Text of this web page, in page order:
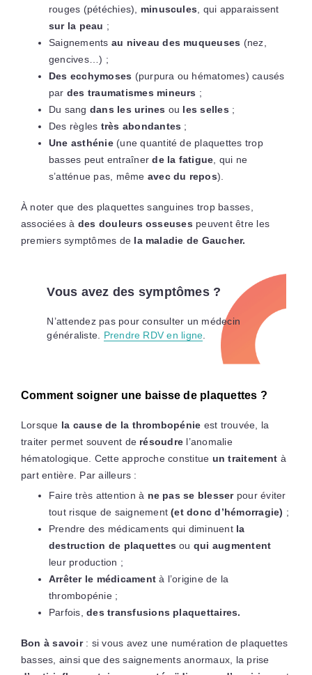
rouges (pétéchies),
minuscules , qui apparaissent
sur la peau ;
Saignements au niveau des muqueuses (nez,
gencives…) ;
Des ecchymoses (purpura ou hématomes) causés
par des traumatismes mineurs ;
Du sang dans les urines ou les selles ;
Des règles très abondantes ;
Une asthénie(une quantité de plaquettes trop
basses peut entraînerde la fatigue , qui ne
s’atténue pas, même avec du repos).
À noter que des plaquettes sanguines trop basses,
associées à des douleurs osseuses peuvent être les
premiers symptômes de la maladie de Gaucher.
Vous avez des symptômes ?
N’attendez pas pour consulter un médecin
généraliste. Prendre RDV en ligne
Comment soigner une baisse de plaquettes ?
Lorsque la cause de la thrombopénie est trouvée, la
traiter permet souvent de résoudre l’anomalie
hématologique. Cette approche constitue un traitement à
part entière. Par ailleurs :
Faire très attention à ne pas se blesserpour éviter
tout risque de saignement(et donc d’hémorragie) ;
Prendre des médicaments qui diminuent la
destruction de plaquettes ou qui augmentent
leur production ;
Arrêter le médicament à l’origine de la
thrombopénie ;
Parfois,des transfusions plaquettaires.
Bon à savoir: si vous avez une numération de plaquettes
basses, ainsi que des saignements anormaux, la prise